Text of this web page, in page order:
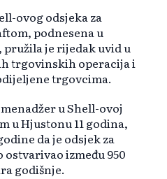
ovog odsjeka za
podnesena u
pružila je rijedak uvid u
trgovinskih operacija i
trgovcima.
u Shell-ovoj
u Hjustonu 11 godina,
da je odsjek za
između 950
godišnje.